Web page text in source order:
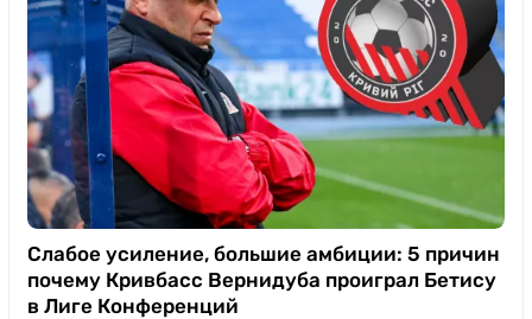
Слабое усиление, большие амбиции: 5 причин
почему Кривбасс Вернидуба проиграл Бетису
в Лиге Конференций